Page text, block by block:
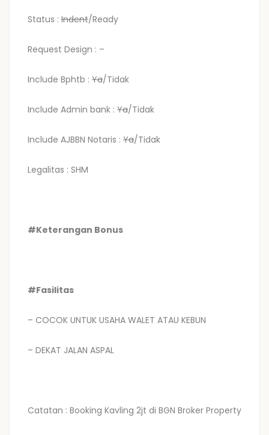
Status : Indent/Ready
Request Design : –
Include Bphtb : Ya/Tidak
Include Admin bank : Ya/Tidak
Include AJBBN Notaris : Ya/Tidak
Legalitas : SHM
#Keterangan Bonus
#Fasilitas
– COCOK UNTUK USAHA WALET ATAU KEBUN
– DEKAT JALAN ASPAL
Catatan : Booking Kavling 2jt di BGN Broker Property